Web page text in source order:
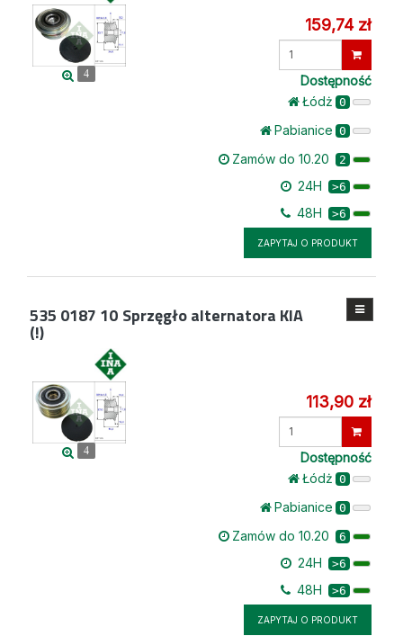
4
159,74 zł
Wprowadź
Dostępność
Łódż 0
Pabianice 0
Zamów do 10.20 2
24H >6
48H >6
ZAPYTAJ O PRODUKT
535 0187 10 Sprzęgło alternatora KIA
(!)
4
113,90 zł
Wprowadź
Dostępność
Łódż 0
Pabianice 0
Zamów do 10.20 6
24H >6
48H >6
ZAPYTAJ O PRODUKT